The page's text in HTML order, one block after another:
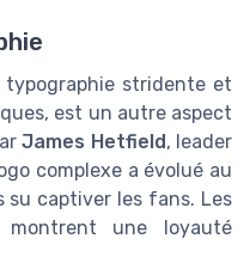
typographie stridente et
est un autre aspect
James Hetfield, leader
complexe a évolué au
su captiver les fans. Les
une loyauté